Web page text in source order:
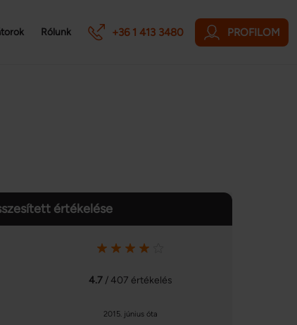
Rólunk +36 1 413 3480 PROFILOM
értékelése
4.7/ 407 értékelés
2015. június óta